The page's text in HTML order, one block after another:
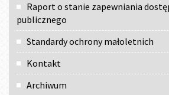
Raport o stanie zapewniania
publicznego
Standardy ochrony małoletnich
Kontakt
Archiwum